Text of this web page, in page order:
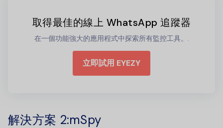
取得最佳的線上 WhatsApp 追蹤器
在一個功能強大的應用程式中探索所有監控工具。.
立即試用 EYEZY
解決方案 2:mSpy